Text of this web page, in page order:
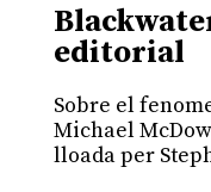
editorial
Sobre el
Michael
lloada per